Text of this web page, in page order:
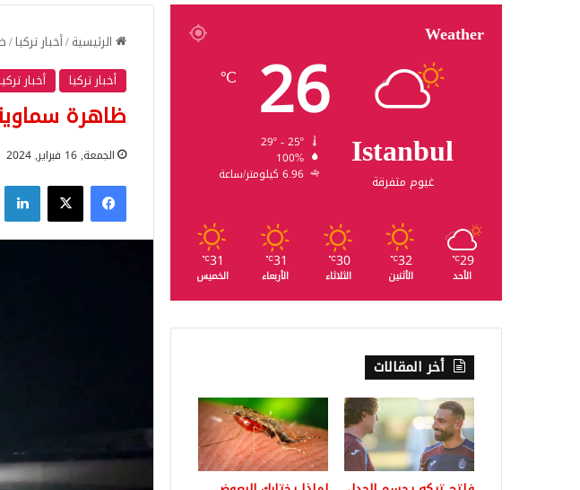
الرئيسية/أخبار تركيا/
أخبار تركيا
أخبار
ظاهرة
الجمعة, 16 فبراير, 2024
فيسبوك‫X
Weather
Istanbul
غيوم متفرقة
26
℃
100%
6.96 كيلومتر/ساعة
29
℃
الأحد
32
℃
الأثنين
30
℃
الثلاثاء
31
℃
الأربعاء
31
℃
الخميس
أخر المقالات